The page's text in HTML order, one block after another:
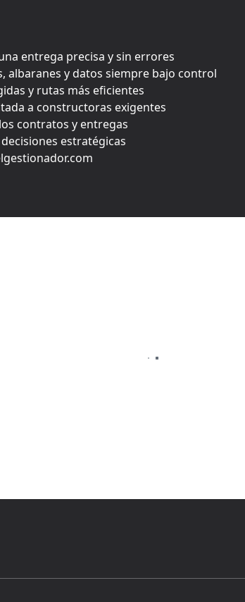
entrega precisa y sin errores
albaranes y datos siempre bajo control
y rutas más eficientes
a constructoras exigentes
contratos y entregas
estratégicas